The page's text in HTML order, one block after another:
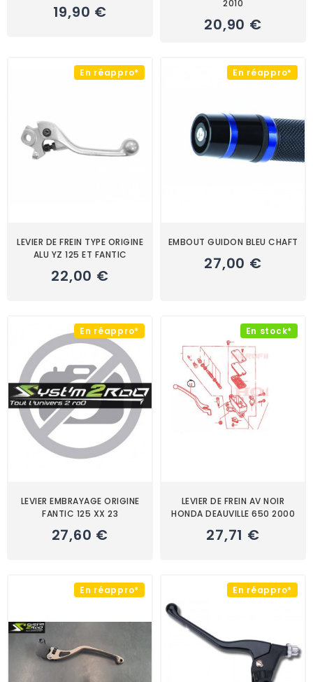
19,90 €
2010
20,90 €
En réappro*
LEVIER DE FREIN TYPE ORIGINE
ALU YZ 125 ET FANTIC
22,00 €
En réappro*
EMBOUT GUIDON BLEU CHAFT
27,00 €
En réappro*
LEVIER EMBRAYAGE ORIGINE
FANTIC 125 XX 23
27,60 €
En stock*
LEVIER DE FREIN AV NOIR
HONDA DEAUVILLE 650 2000
27,71 €
En réappro* En réappro*